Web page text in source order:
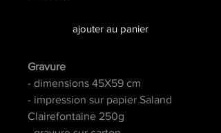
ajouter au panier
Gravure
- dimensions 45X59 cm
- impression sur papier Saland
Clairefontaine 250g